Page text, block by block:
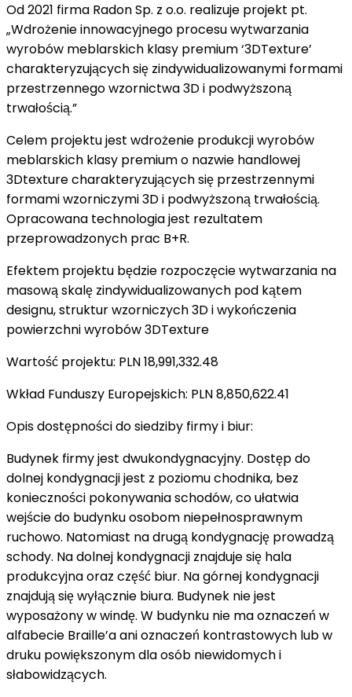
Od 2021 firma Radon Sp. z o.o. realizuje projekt pt.
„Wdrożenie innowacyjnego procesu wytwarzania
wyrobów meblarskich klasy premium ‘3DTexture’
charakteryzujących się zindywidualizowanymi formami
przestrzennego wzornictwa 3D i podwyższoną
trwałością.”
Celem projektu jest wdrożenie produkcji wyrobów
meblarskich klasy premium o nazwie handlowej
3Dtexture charakteryzujących się przestrzennymi
formami wzorniczymi 3D i podwyższoną trwałością.
Opracowana technologia jest rezultatem
przeprowadzonych prac B+R.
Efektem projektu będzie rozpoczęcie wytwarzania na
masową skalę zindywidualizowanych pod kątem
designu, struktur wzorniczych 3D i wykończenia
powierzchni wyrobów 3DTexture
Wartość projektu: PLN 18,991,332.48
Wkład Funduszy Europejskich: PLN 8,850,622.41
Opis dostępności do siedziby firmy i biur:
Budynek firmy jest dwukondygnacyjny. Dostęp do
dolnej kondygnacji jest z poziomu chodnika, bez
konieczności pokonywania schodów, co ułatwia
wejście do budynku osobom niepełnosprawnym
ruchowo. Natomiast na drugą kondygnację prowadzą
schody. Na dolnej kondygnacji znajduje się hala
produkcyjna oraz część biur. Na górnej kondygnacji
znajdują się wyłącznie biura. Budynek nie jest
wyposażony w windę. W budynku nie ma oznaczeń w
alfabecie Braille’a ani oznaczeń kontrastowych lub w
druku powiększonym dla osób niewidomych i
słabowidzących.